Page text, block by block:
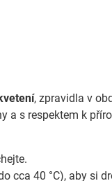
, zpravidla v
a s respektem k
cca 40 °C), aby si